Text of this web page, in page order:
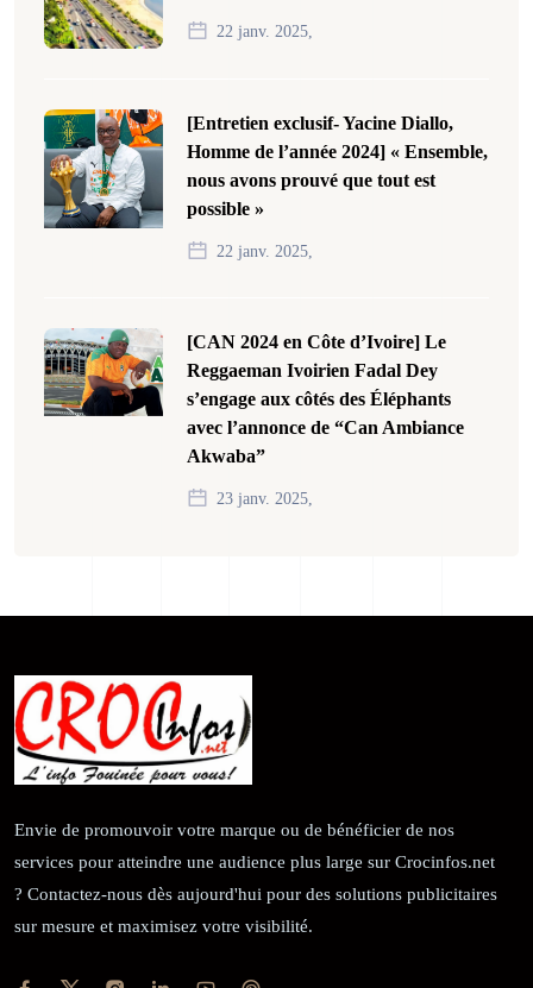
22 janv. 2025,
[Entretien exclusif- Yacine Diallo,
Homme de l’année 2024] « Ensemble,
nous avons prouvé que tout est
possible »
22 janv. 2025,
[CAN 2024 en Côte d’Ivoire] Le
Reggaeman Ivoirien Fadal Dey
s’engage aux côtés des Éléphants
avec l’annonce de “Can Ambiance
Akwaba”
23 janv. 2025,
Envie de promouvoir votre marque ou de bénéficier de nos
services pour atteindre une audience plus large sur Crocinfos.net
? Contactez-nous dès aujourd'hui pour des solutions publicitaires
sur mesure et maximisez votre visibilité.